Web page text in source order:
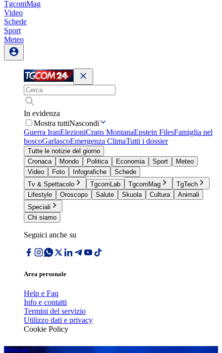
TgcomMag
Video
Schede
Sport
Meteo
In evidenza
Mostra tuttiNascondi
Guerra IranElezioniCrans MontanaEpstein FilesFamiglia nel
boscoGarlascoEmergenza ClimaTutti i dossier
Tutte le notizie del giorno
Cronaca
Mondo Politica Economia Sport
Meteo
Video
Foto Infografiche
Schede
Tv & Spettacolo
TgcomLab TgcomMag
TgTech
Lifestyle
Oroscopo Salute Skuola Cultura
Animali
Speciali
Chi siamo
Seguici anche su
Area personale
Help e Faq
Info e contatti
Termini del servizio
Utilizzo dati e privacy
Cookie Policy
Spettacolo